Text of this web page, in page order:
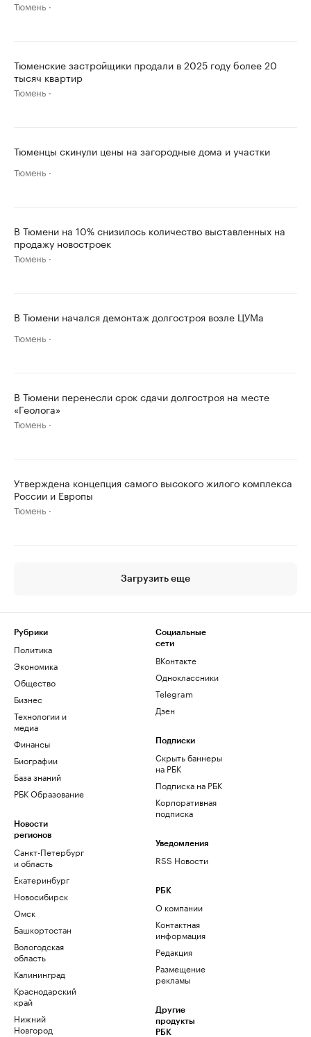
Тюмень
Тюменские застройщики продали в 2025 году более 20
тысяч квартир
Тюмень
Тюменцы скинули цены на загородные дома и участки
Тюмень
В Тюмени на 10% снизилось количество выставленных на
продажу новостроек
Тюмень
В Тюмени начался демонтаж долгостроя возле ЦУМа
Тюмень
В Тюмени перенесли срок сдачи долгостроя на месте
«Геолога»
Тюмень
Утверждена концепция самого высокого жилого комплекса
России и Европы
Тюмень
Загрузить еще
Рубрики
Политика
Экономика
Общество
Бизнес
Технологии и
медиа
Финансы
Биографии
База знаний
РБК Образование
Новости
регионов
Санкт-Петербург
и область
Екатеринбург
Новосибирск
Омск
Башкортостан
Вологодская
область
Калининград
Краснодарский
край
Нижний
Новгород
Социальные
сети
ВКонтакте
Одноклассники
Telegram
Дзен
Подписки
Скрыть баннеры
на РБК
Подписка на РБК
Корпоративная
подписка
Уведомления
RSS Новости
РБК
О компании
Контактная
информация
Редакция
Размещение
рекламы
Другие
продукты
РБК